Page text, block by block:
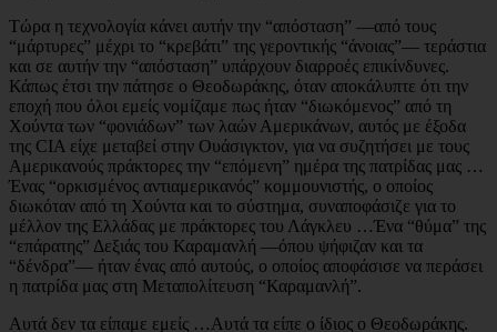
Τώρα η τεχνολογία κάνει αυτήν την “απόσταση” —από τους
“μάρτυρες” μέχρι το “κρεβάτι” της γεροντικής “άνοιας”— τεράστια
και σε αυτήν την “απόσταση” υπάρχουν διαρροές επικίνδυνες.
Κάπως έτσι την πάτησε ο Θεοδωράκης, όταν αποκάλυπτε ότι την
εποχή που όλοι εμείς νομίζαμε πως ήταν “διωκόμενος” από τη
Χούντα των “φονιάδων” των λαών Αμερικάνων, αυτός με έξοδα
της CIA είχε μεταβεί στην Ουάσιγκτον, για να συζητήσει με τους
Αμερικανούς πράκτορες την “επόμενη” ημέρα της πατρίδας μας …
Ένας “ορκισμένος αντιαμερικανός” κομμουνιστής, ο οποίος
διωκόταν από τη Χούντα και το σύστημα, συναποφάσιζε για το
μέλλον της Ελλάδας με πράκτορες του Λάγκλευ …Ένα “θύμα” της
“επάρατης” Δεξιάς του Καραμανλή —όπου ψήφιζαν και τα
“δένδρα”— ήταν ένας από αυτούς, ο οποίος αποφάσισε να περάσει
η πατρίδα μας στη Μεταπολίτευση “Καραμανλή”.
Αυτά δεν τα είπαμε εμείς …Αυτά τα είπε ο ίδιος ο Θεοδωράκης.